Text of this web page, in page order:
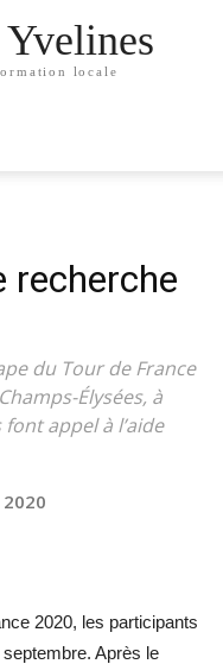
locale
recherche
du Tour de France
Élysées, à
appel à l’aide
2020, les participants
Après le